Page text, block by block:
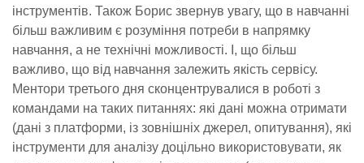
інструментів. Також Борис звернув увагу, що в навчанні
більш важливим є розуміння потреби в напрямку
навчання, а не технічні можливості. І, що більш
важливо, що від навчання залежить якість сервісу.
Ментори третього дня сконцентрувалися в роботі з
командами на таких питаннях: які дані можна отримати
(дані з платформи, із зовнішніх джерел, опитування), які
інструменти для аналізу доцільно використовувати, як